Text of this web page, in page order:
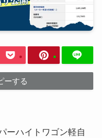
ーする
ーハイトワゴン軽自